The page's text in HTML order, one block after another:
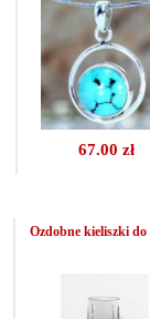
67.00 zł
Ozdobne kieliszki